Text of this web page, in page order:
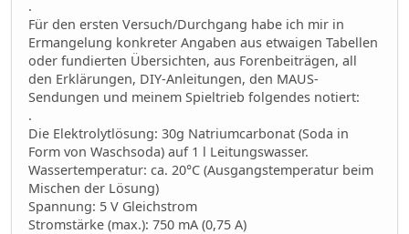
.
Für den ersten Versuch/Durchgang habe ich mir in
Ermangelung konkreter Angaben aus etwaigen Tabellen
oder fundierten Übersichten, aus Forenbeiträgen, all
den Erklärungen, DIY-Anleitungen, den MAUS-
Sendungen und meinem Spieltrieb folgendes notiert:
.
Die Elektrolytlösung: 30g Natriumcarbonat (Soda in
Form von Waschsoda) auf 1 l Leitungswasser.
Wassertemperatur: ca. 20°C (Ausgangstemperatur beim
Mischen der Lösung)
Spannung: 5 V Gleichstrom
Stromstärke (max.): 750 mA (0,75 A)